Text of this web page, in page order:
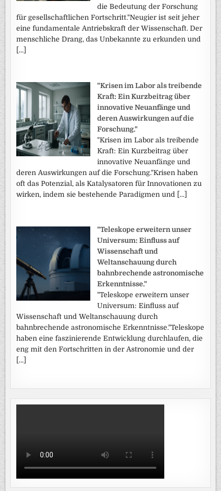
die Bedeutung der Forschung
für gesellschaftlichen Fortschritt."Neugier ist seit jeher
eine fundamentale Antriebskraft der Wissenschaft. Der
menschliche Drang, das Unbekannte zu erkunden und
[…]
"Krisen im Labor als treibende
Kraft: Ein Kurzbeitrag über
innovative Neuanfänge und
deren Auswirkungen auf die
Forschung."
"Krisen im Labor als treibende
Kraft: Ein Kurzbeitrag über
innovative Neuanfänge und
deren Auswirkungen auf die Forschung."Krisen haben
oft das Potenzial, als Katalysatoren für Innovationen zu
wirken, indem sie bestehende Paradigmen und […]
"Teleskope erweitern unser
Universum: Einfluss auf
Wissenschaft und
Weltanschauung durch
bahnbrechende astronomische
Erkenntnisse."
"Teleskope erweitern unser
Universum: Einfluss auf
Wissenschaft und Weltanschauung durch
bahnbrechende astronomische Erkenntnisse."Teleskope
haben eine faszinierende Entwicklung durchlaufen, die
eng mit den Fortschritten in der Astronomie und der
[…]